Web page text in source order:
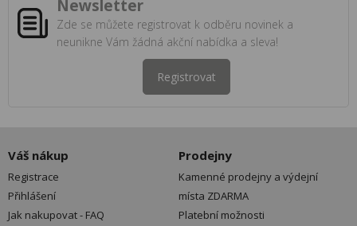
Newsletter
Zde se můžete registrovat k odběru novinek a
neunikne Vám žádná akční nabídka a sleva!
Registrovat
Váš nákup
Registrace
Přihlášení
Jak nakupovat - FAQ
Prodejny
Kamenné prodejny a výdejní
místa ZDARMA
Platební možnosti